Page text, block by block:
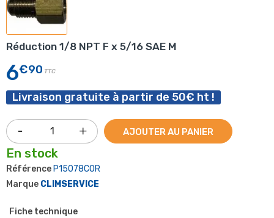
Réduction 1/8 NPT F x 5/16 SAE M
6€90 TTC
Livraison gratuite à partir de 50€ ht !
AJOUTER AU PANIER
En stock
Référence P15078COR
Marque CLIMSERVICE
Fiche technique